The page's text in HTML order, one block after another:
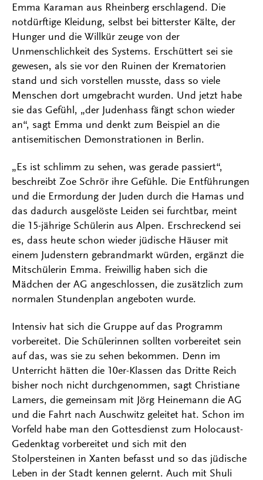
Emma Karaman aus Rheinberg erschlagend. Die
notdürftige Kleidung, selbst bei bitterster Kälte, der
Hunger und die Willkür zeuge von der
Unmenschlichkeit des Systems. Erschüttert sei sie
gewesen, als sie vor den Ruinen der Krematorien
stand und sich vorstellen musste, dass so viele
Menschen dort umgebracht wurden. Und jetzt habe
sie das Gefühl, „der Judenhass fängt schon wieder
an“, sagt Emma und denkt zum Beispiel an die
antisemitischen Demonstrationen in Berlin.
„Es ist schlimm zu sehen, was gerade passiert“,
beschreibt Zoe Schrör ihre Gefühle. Die Entführungen
und die Ermordung der Juden durch die Hamas und
das dadurch ausgelöste Leiden sei furchtbar, meint
die 15-jährige Schülerin aus Alpen. Erschreckend sei
es, dass heute schon wieder jüdische Häuser mit
einem Judenstern gebrandmarkt würden, ergänzt die
Mitschülerin Emma. Freiwillig haben sich die
Mädchen der AG angeschlossen, die zusätzlich zum
normalen Stundenplan angeboten wurde.
Intensiv hat sich die Gruppe auf das Programm
vorbereitet. Die Schülerinnen sollten vorbereitet sein
auf das, was sie zu sehen bekommen. Denn im
Unterricht hätten die 10er-Klassen das Dritte Reich
bisher noch nicht durchgenommen, sagt Christiane
Lamers, die gemeinsam mit Jörg Heinemann die AG
und die Fahrt nach Auschwitz geleitet hat. Schon im
Vorfeld habe man den Gottesdienst zum Holocaust-
Gedenktag vorbereitet und sich mit den
Stolpersteinen in Xanten befasst und so das jüdische
Leben in der Stadt kennen gelernt. Auch mit Shuli